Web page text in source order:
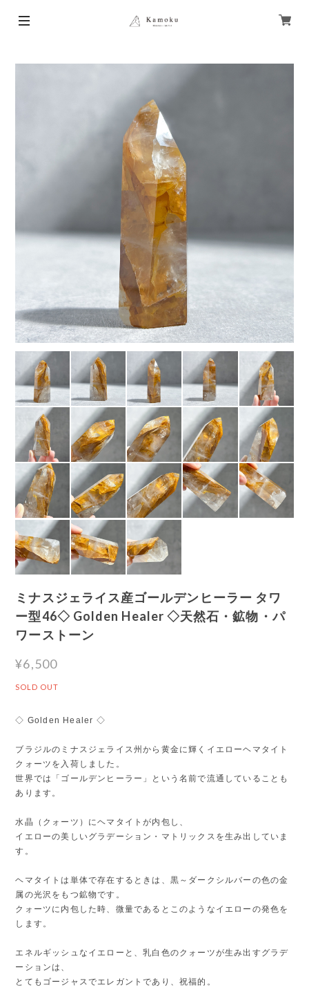
ミナスジェライス産ゴールデンヒーラー タワ
ー型46◇ Golden Healer ◇天然石・鉱物・パ
ワーストーン
¥6,500
SOLD OUT
◇ Golden Healer ◇
ブラジルのミナスジェライス州から黄金に輝くイエローヘマタイト
クォーツを入荷しました。
世界では「ゴールデンヒーラー」という名前で流通していることも
あります。
水晶（クォーツ）にヘマタイトが内包し、
イエローの美しいグラデーション・マトリックスを生み出していま
す。
ヘマタイトは単体で存在するときは、黒～ダークシルバーの色の金
属の光沢をもつ鉱物です。
クォーツに内包した時、微量であるとこのようなイエローの発色を
します。
エネルギッシュなイエローと、乳白色のクォーツが生み出すグラデ
ーションは、
とてもゴージャスでエレガントであり、祝福的。